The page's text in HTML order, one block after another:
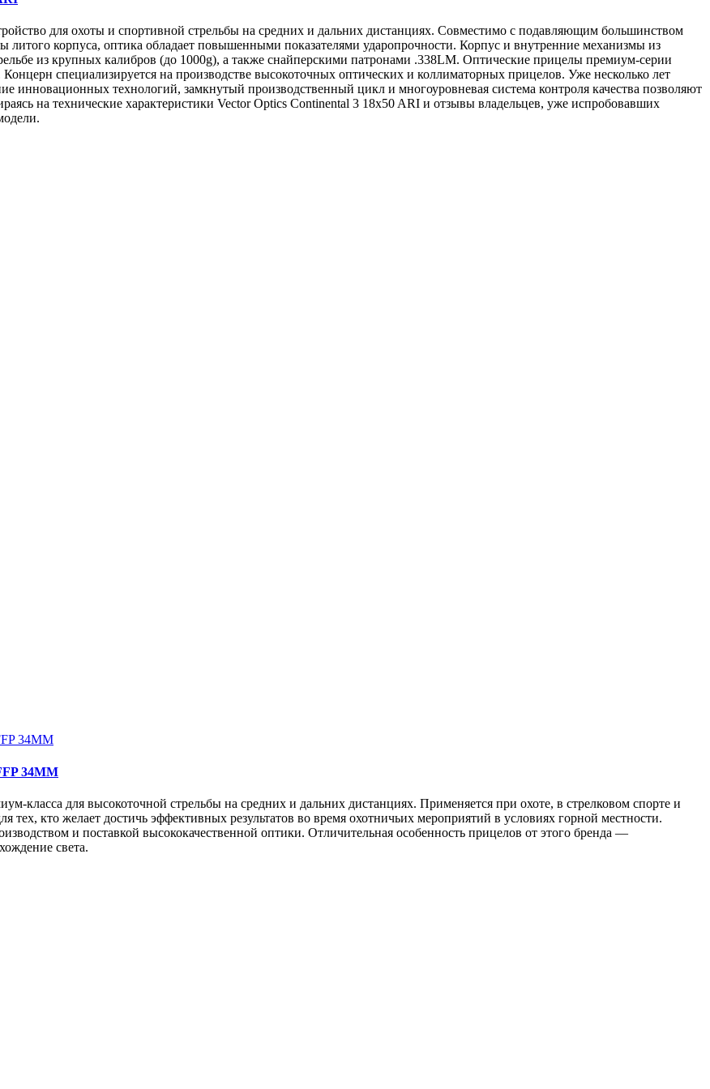
для охоты и спортивной стрельбы на средних и дальних дистанциях. Совместимо с подавляющим большинством
литого корпуса, оптика обладает повышенными показателями ударопрочности. Корпус и внутренние механизмы из
из крупных калибров (до 1000g), а также снайперскими патронами .338LM. Оптические прицелы премиум-серии
специализируется на производстве высокоточных оптических и коллиматорных прицелов. Уже несколько лет
технологий, замкнутый производственный цикл и многоуровневая система контроля качества позволяют
на технические характеристики Vector Optics Continental 3 18x50 ARI и отзывы владельцев, уже испробовавших
34MM
класса для высокоточной стрельбы на средних и дальних дистанциях. Применяется при охоте, в стрелковом спорте и
кто желает достичь эффективных результатов во время охотничьих мероприятий в условиях горной местности.
и поставкой высококачественной оптики. Отличительная особенность прицелов от этого бренда —
света.